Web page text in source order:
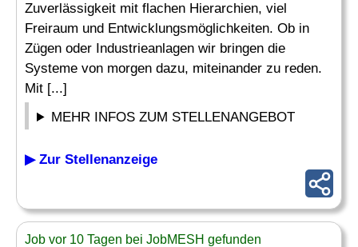
Zuverlässigkeit mit flachen Hierarchien, viel
Freiraum und Entwicklungsmöglichkeiten. Ob in
Zügen oder Industrieanlagen wir bringen die
Systeme von morgen dazu, miteinander zu reden.
Mit [...]
MEHR INFOS ZUM STELLENANGEBOT
▶ Zur Stellenanzeige
Job vor 10 Tagen bei JobMESH gefunden